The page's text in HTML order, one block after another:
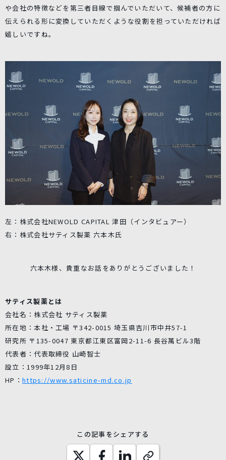
この記事をシェアする
や会社の特徴などを第三者目線で掴んでいただいて、候補者の方に
伝えられる形に変換していただくような役割を担っていただければ
嬉しいですね。
左：株式会社NEWOLD CAPITAL 津田（インタビュアー）
右：株式会社サティス製薬 六本木氏
六本木様、貴重なお話をありがとうございました！
サティス製薬とは
会社名：株式会社 サティス製薬
所在地：本社・工場 〒342-0015 埼玉県吉川市中井57-1
研究所 〒135-0047 東京都江東区富岡2-11-6 長谷萬ビル3階
代表者：代表取締役 山崎智士
設立：1999年12月8日
HP： https://www.saticine-md.co.jp